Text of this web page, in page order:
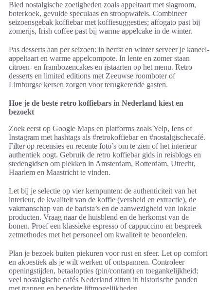
Bied nostalgische zoetigheden zoals appeltaart met slagroom,
boterkoek, gevulde speculaas en stroopwafels. Combineer
seizoensgebak koffiebar met koffiesuggesties; affogato past bij
zomerijs, Irish coffee past bij warme appelcake in de winter.
Pas desserts aan per seizoen: in herfst en winter serveer je kaneel-
appeltaart en warme appelcompote. In lente en zomer staan
citroen- en frambozencakes en ijstaarten op het menu. Retro
desserts en limited editions met Zeeuwse roomboter of
Limburgse kersen zorgen voor terugkerende gasten.
Hoe je de beste retro koffiebars in Nederland kiest en
bezoekt
Zoek eerst op Google Maps en platforms zoals Yelp, Iens of
Instagram met hashtags als #retrokoffiebar en #nostalgischecafé.
Filter op recensies en recente foto’s om te zien of het interieur
authentiek oogt. Gebruik de retro koffiebar gids in reisblogs en
stedengidsen om plekken in Amsterdam, Rotterdam, Utrecht,
Haarlem en Maastricht te vinden.
Let bij je selectie op vier kernpunten: de authenticiteit van het
interieur, de kwaliteit van de koffie (versheid en extractie), de
vakmanschap van de barista’s en de aanwezigheid van lokale
producten. Vraag naar de huisblend en de herkomst van de
bonen. Proef een klassieke espresso of cappuccino en bespreek
zetmethodes met het personeel om kwaliteit te beoordelen.
Plan je bezoek buiten piekuren voor rust en sfeer. Let op comfort
en akoestiek als je wilt werken of ontspannen. Controleer
openingstijden, betaalopties (pin/contant) en toegankelijkheid;
veel nostalgische cafés Nederland zitten in historische panden